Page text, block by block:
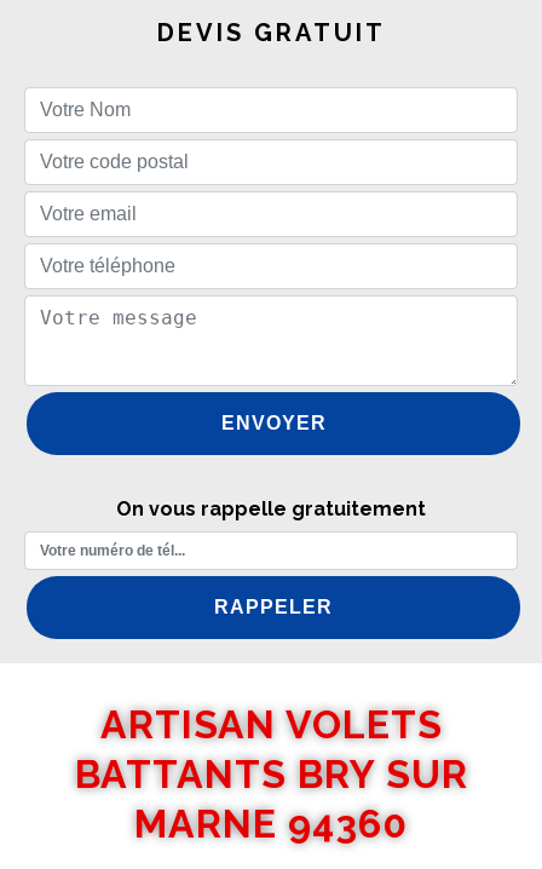
DEVIS GRATUIT
On vous rappelle gratuitement
ARTISAN VOLETS
BATTANTS BRY SUR
MARNE 94360